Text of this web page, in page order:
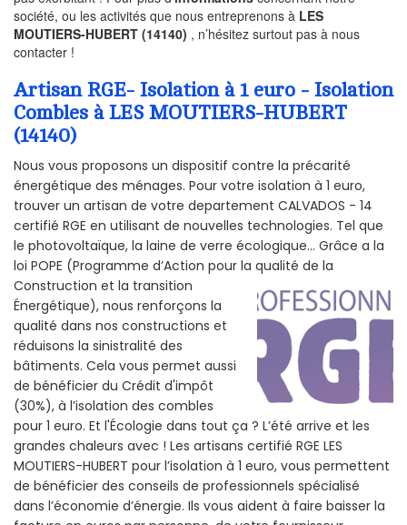
société, ou les activités que nous entreprenons à LES
MOUTIERS-HUBERT (14140) , n’hésitez surtout pas à nous
contacter !
Artisan RGE- Isolation à 1 euro - Isolation
Combles à LES MOUTIERS-HUBERT
(14140)
Nous vous proposons un dispositif contre la précarité
énergétique des ménages. Pour votre isolation à 1 euro,
trouver un artisan de votre departement CALVADOS - 14
certifié RGE en utilisant de nouvelles technologies. Tel que
le photovoltaïque, la laine de verre écologique... Grâce a la
loi POPE (Programme d’Action pour la qualité de la
Construction et la transition
Énergétique), nous renforçons la
qualité dans nos constructions et
réduisons la sinistralité des
bâtiments. Cela vous permet aussi
de bénéficier du Crédit d'impôt
(30%), à l’isolation des combles
pour 1 euro. Et l'Écologie dans tout ça ? L’été arrive et les
grandes chaleurs avec ! Les artisans certifié RGE LES
MOUTIERS-HUBERT pour l’isolation à 1 euro, vous permettent
de bénéficier des conseils de professionnels spécialisé
dans l’économie d’énergie. Ils vous aident à faire baisser la